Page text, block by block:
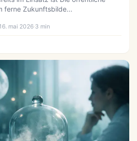
ferne Zukunftsbilde...
16. mai 2026·3 min